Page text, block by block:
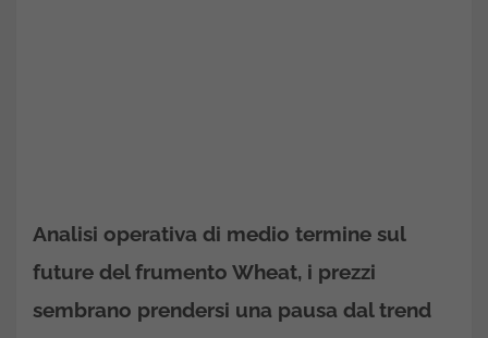
Analisi operativa di medio termine sul
future del frumento Wheat, i prezzi
sembrano prendersi una pausa dal trend